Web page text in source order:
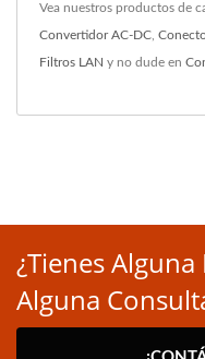
Vea nuestros productos de
Convertidor AC-DC
Filtros LAN y no dude en
¿Tienes
Alguna